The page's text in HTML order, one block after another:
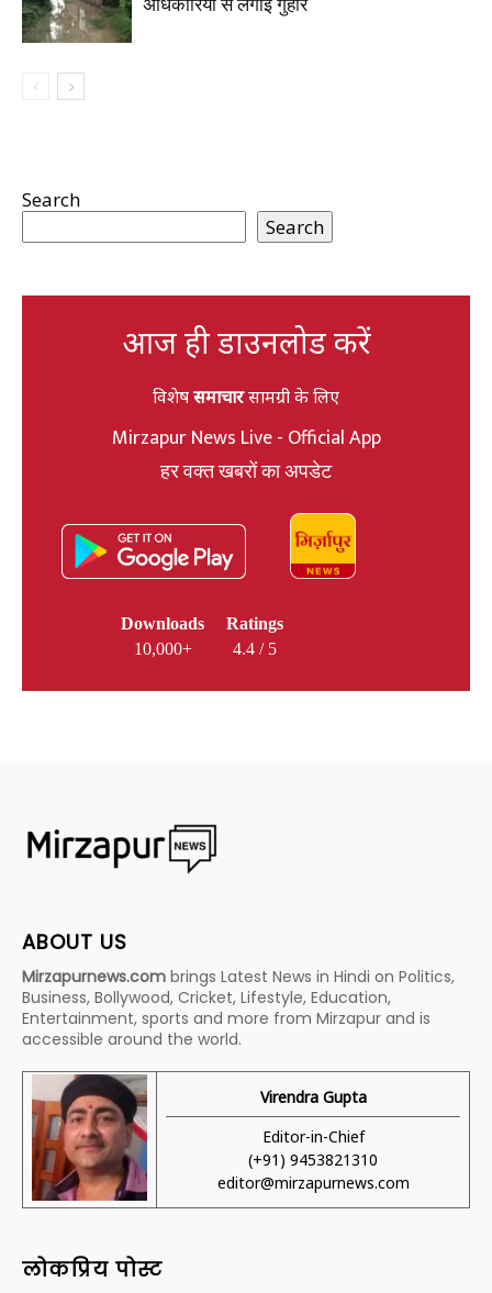
अधिकारियों से लगाई गुहार
Search
Search
आज ही डाउनलोड करें
विशेषसमाचारसामग्री के लिए
Mirzapur News Live - Official App
हर वक्त खबरों का अपडेट
Downloads
10,000+
Ratings
4.4 / 5
ABOUT US
Mirzapurnews.com brings Latest News in Hindi on Politics,
Business, Bollywood, Cricket, Lifestyle, Education,
Entertainment, sports and more from Mirzapur and is
accessible around the world.
Virendra Gupta
Editor-in-Chief
(+91) 9453821310
editor@mirzapurnews.com
लोकप्रिय पोस्ट